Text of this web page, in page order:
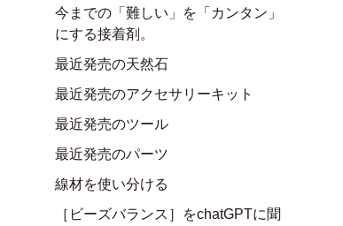
今までの「難しい」を「カンタン」
にする接着剤。
最近発売の天然石
最近発売のアクセサリーキット
最近発売のツール
最近発売のパーツ
線材を使い分ける
［ビーズバランス］をchatGPTに聞